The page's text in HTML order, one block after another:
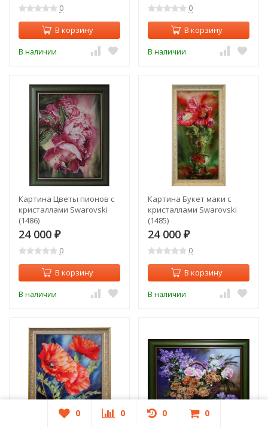
0
В корзину
В наличии
0
В корзину
В наличии
Картина Цветы пионов с
кристаллами Swarovski
(1486)
24 000 ₽
0
В корзину
В наличии
Картина Букет маки с
кристаллами Swarovski
(1485)
24 000 ₽
0
В корзину
В наличии
0 0 0 0